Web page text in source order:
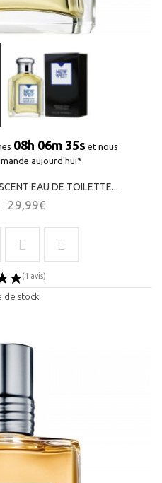
08h 06m 35s et nous
aujourd'hui*
EAU DE TOILETTE...
29,99€
de stock